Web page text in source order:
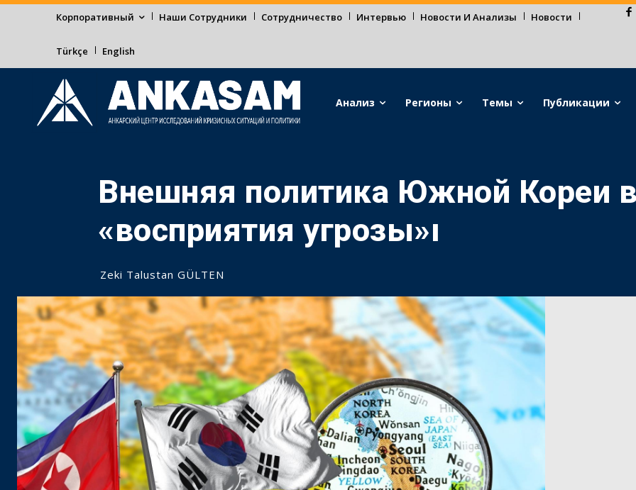
Корпоративный Наши Сотрудники Сотрудничество Интервью Новости И Анализы Новости
Türkçe English
Анализ Регионы Темы Публикации
Внешняя политика Южной Кореи в
«восприятия угрозы»ı
Zeki Talustan GÜLTEN